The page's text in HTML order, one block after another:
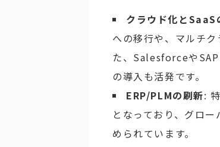
クラウド化とSaaS
への移行や、マルチ
た、Salesforceや
の導入も活発です。
ERP/PLMの刷新:
となっており、グロ
められています。